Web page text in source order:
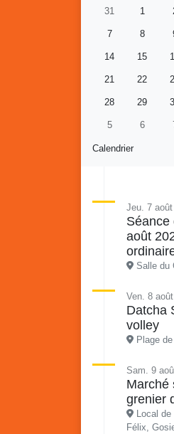
Calendrier
31 1
7 8
14 15
21 22
28 29
5 6
Jeu. 7
Séance
août
Salle du
Ven. 8
Datcha
volley
Plage
Sam. 9
Marché
grenier
Local
Félix,
Vakans o Gozyé :
Lanta
24 juillet
PDF - 1.6 Mio